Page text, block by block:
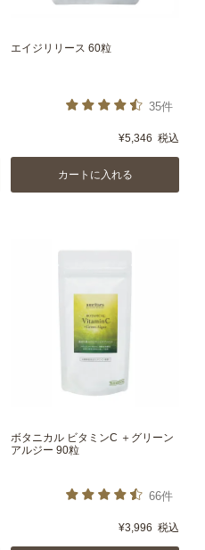
エイジリリース 60粒
35件
¥5,346 税込
カートに入れる
ボタニカル ビタミンC ＋グリーン
アルジー 90粒
66件
¥3,996 税込